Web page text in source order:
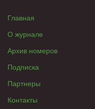
Главная
О журнале
Архив номеров
Подписка
Партнеры
Контакты